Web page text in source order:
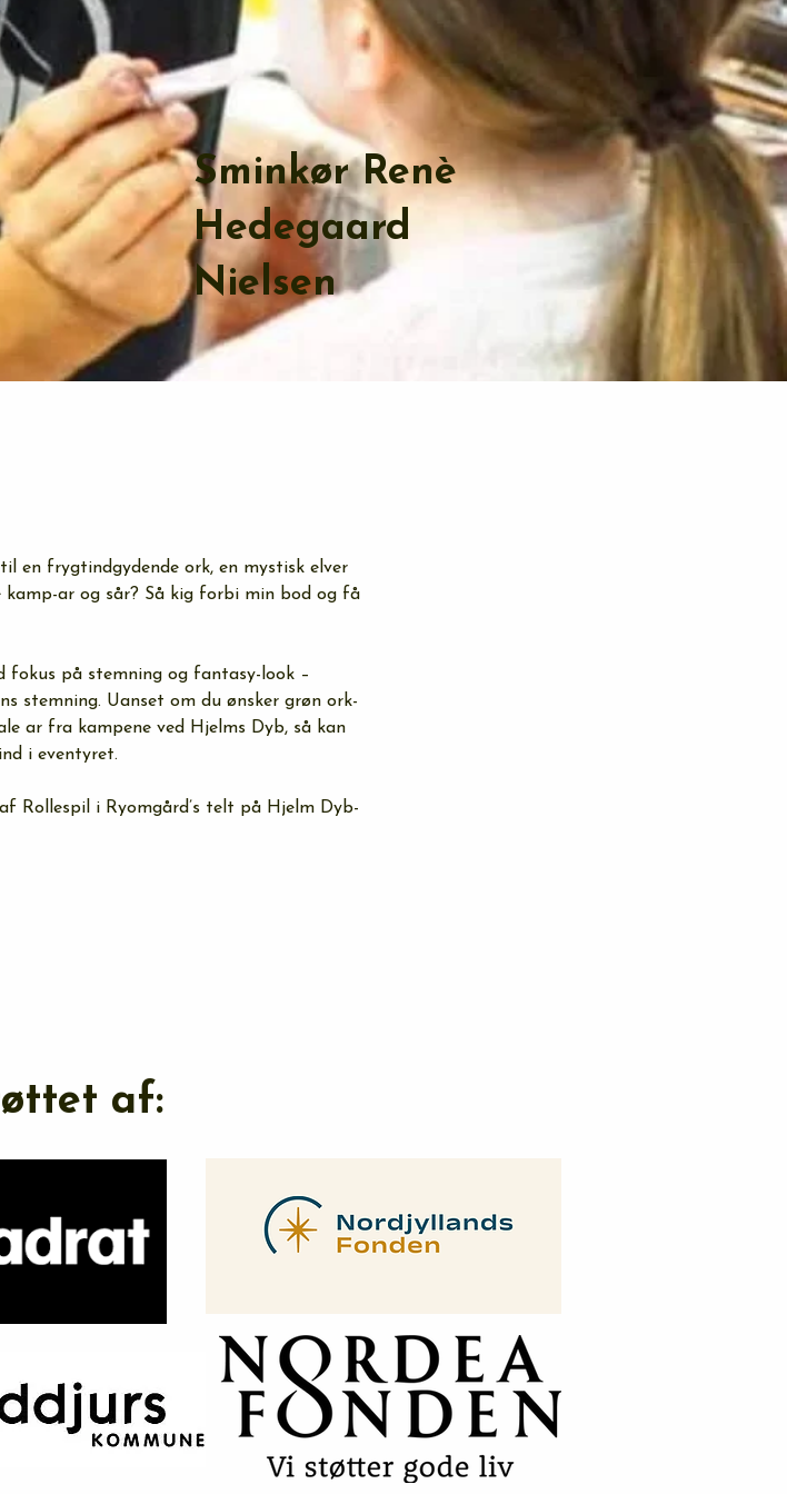
Sminkør Renè
Hedegaard
Nielsen
en frygtindgydende ork, en mystisk elver
ar og sår? Så kig forbi min bod og få
fokus på stemning og fantasy-look –
stemning. Uanset om du ønsker grøn ork-
ar fra kampene ved Hjelms Dyb, så kan
i eventyret.
Rollespil i Ryomgård’s telt på Hjelm Dyb-
af: